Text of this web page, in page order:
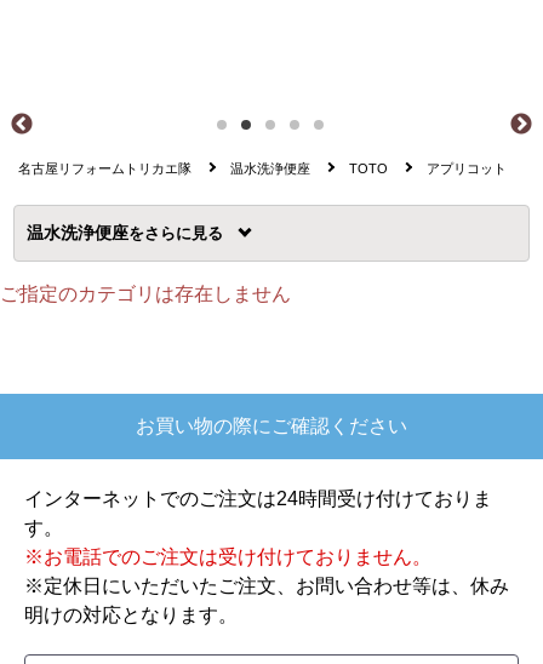
名古屋リフォームトリカエ隊 温水洗浄便座 TOTO アプリコット
温水洗浄便座を
ご指定のカテゴリは存在しません
お買い物の際にご確認ください
インターネットでのご注文は24時間受け付けておりま
す。
※お電話でのご注文は受け付けておりません。
※定休日にいただいたご注文、お問い合わせ等は、休み
明けの対応となります。